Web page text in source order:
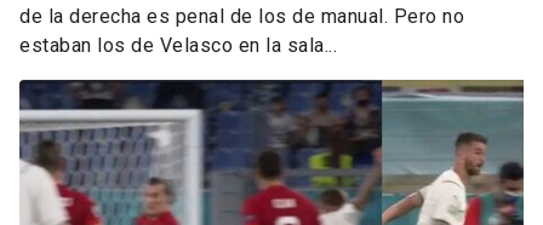
de la derecha es penal de los de manual. Pero no
estaban los de Velasco en la sala...